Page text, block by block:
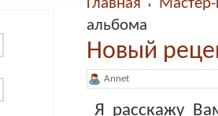
Главная
Мастер-
альбома
Новый
Annet
Я расскажу